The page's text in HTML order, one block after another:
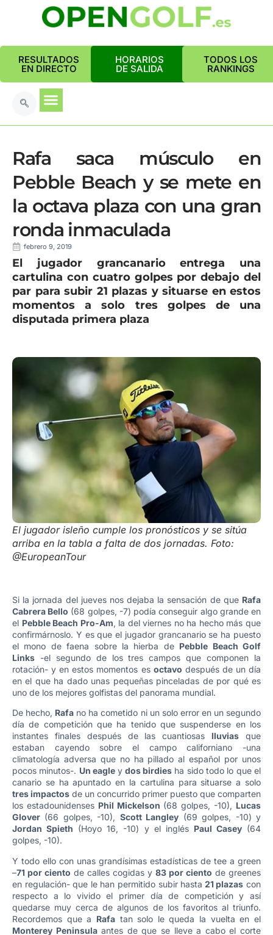
RESULTADOS
EN DIRECTO
HORARIOS
DE SALIDA
TODOS LOS
RANKINGS
Rafa saca músculo en
Pebble Beach y se mete en
la octava plaza con una gran
ronda inmaculada
febrero 9, 2019
El jugador grancanario entrega una
cartulina con cuatro golpes por debajo del
par para subir 21 plazas y situarse en estos
momentos a solo tres golpes de una
disputada primera plaza
El jugador isleño cumple los pronósticos y se sitúa
arriba en la tabla a falta de dos jornadas. Foto:
@EuropeanTour
Si la jornada del jueves nos dejaba la sensación de que Rafa
Cabrera Bello (68 golpes, -7) podía conseguir algo grande en
el Pebble Beach Pro-Am, la del viernes no ha hecho más que
confirmárnoslo. Y es que el jugador grancanario se ha puesto
el mono de faena sobre la hierba de Pebble Beach Golf
Links -el segundo de los tres campos que componen la
rotación- y en estos momentos es octavo después de un día
en el que ha dado unas pequeñas pinceladas de por qué es
uno de los mejores golfistas del panorama mundial.
De hecho, Rafa no ha cometido ni un solo error en un segundo
día de competición que ha tenido que suspenderse en los
instantes finales después de las cuantiosas lluvias que
estaban cayendo sobre el campo californiano -una
climatología adversa que no ha pillado al español por unos
pocos minutos-. Un eagle y dos birdies ha sido todo lo que el
canario se ha apuntado en la cartulina para situarse a solo
tres impactos de un concurrido primer puesto que comparten
los estadounidenses Phil Mickelson (68 golpes, -10), Lucas
Glover (66 golpes, -10), Scott Langley (69 golpes, -10) y
Jordan Spieth (Hoyo 16, -10) y el inglés Paul Casey(64
golpes, -10).
Y todo ello con unas grandísimas estadísticas de tee a green
–71 por ciento de calles cogidas y 83 por ciento de greenes
en regulación- que le han permitido subir hasta 21 plazas con
respecto a lo vivido el primer día de competición y así
quedarse muy cerca de algunos de los favoritos al triunfo.
Recordemos que a Rafatan solo le queda la vuelta en el
Monterey Peninsulaantes de que se lleve a cabo el corte